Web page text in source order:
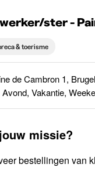
ster -
& toerisme
de Cambron 1,
Vakantie,
missie?
bestellingen van